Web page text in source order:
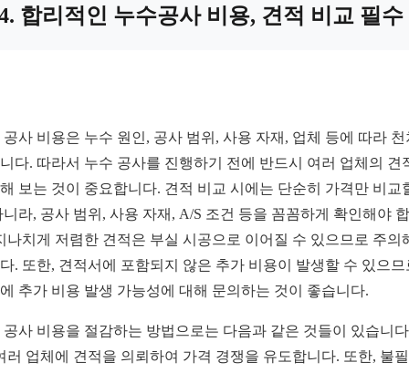
합리적인 누수공사 비용, 견적 비교 필수
공사 비용은 누수 원인, 공사 범위, 사용 자재, 업체 등에 따라 천
다. 따라서 누수 공사를 진행하기 전에 반드시 여러 업체의 견
보는 것이 중요합니다. 견적 비교 시에는 단순히 가격만 비교
니라, 공사 범위, 사용 자재, A/S 조건 등을 꼼꼼하게 확인해야
나치게 저렴한 견적은 부실 시공으로 이어질 수 있으므로 주의
. 또한, 견적서에 포함되지 않은 추가 비용이 발생할 수 있으므
추가 비용 발생 가능성에 대해 문의하는 것이 좋습니다.
공사 비용을 절감하는 방법으로는 다음과 같은 것들이 있습니
러 업체에 견적을 의뢰하여 가격 경쟁을 유도합니다. 또한, 불